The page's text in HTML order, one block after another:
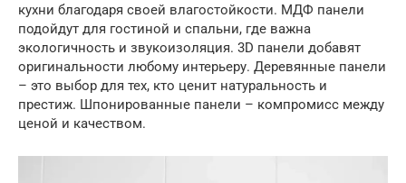
кухни благодаря своей влагостойкости. МДФ панели
подойдут для гостиной и спальни, где важна
экологичность и звукоизоляция. 3D панели добавят
оригинальности любому интерьеру. Деревянные панели
– это выбор для тех, кто ценит натуральность и
престиж. Шпонированные панели – компромисс между
ценой и качеством.